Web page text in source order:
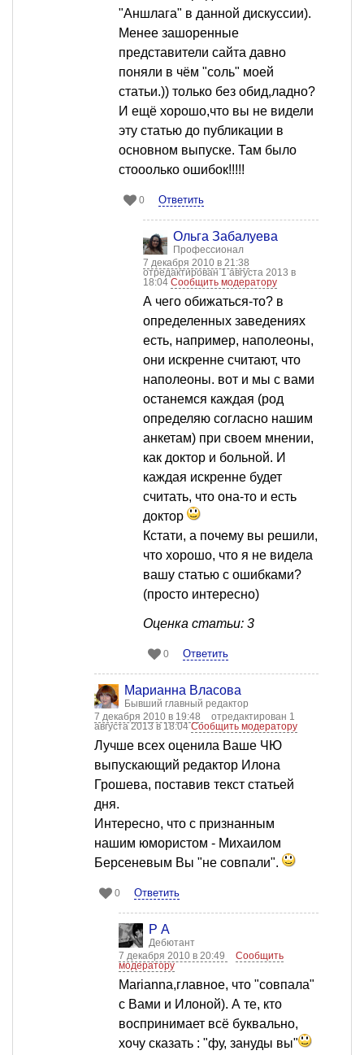
"Аншлага" в данной дискуссии).
Менее зашоренные
представители сайта давно
поняли в чём "соль" моей
статьи.)) только без обид,ладно?
И ещё хорошо,что вы не видели
эту статью до публикации в
основном выпуске. Там было
стооолько ошибок!!!!!
0 Ответить
Ольга Забалуева
Профессионал
7 декабря 2010 в 21:38
отредактирован 1 августа 2013 в
18:04 Сообщить модератору
А чего обижаться-то? в
определенных заведениях
есть, например, наполеоны,
они искренне считают, что
наполеоны. вот и мы с вами
останемся каждая (род
определяю согласно нашим
анкетам) при своем мнении,
как доктор и больной. И
каждая искренне будет
считать, что она-то и есть
доктор
Кстати, а почему вы решили,
что хорошо, что я не видела
вашу статью с ошибками?
(просто интересно)
Оценка статьи: 3
0 Ответить
Марианна Власова
Бывший главный редактор
7 декабря 2010 в 19:48
отредактирован 1
августа 2013 в 18:04Сообщить модератору
Лучше всех оценила Ваше ЧЮ
выпускающий редактор Илона
Грошева, поставив текст статьей
дня.
Интересно, что с признанным
нашим юмористом - Михаилом
Берсеневым Вы "не совпали".
0 Ответить
Р А
Дебютант
7 декабря 2010 в 20:49
Сообщить
модератору
Marianna,главное, что "совпала"
с Вами и Илоной). А те, кто
воспринимает всё буквально,
хочу сказать : "фу, зануды вы"